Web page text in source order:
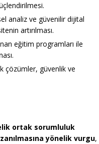
analiz ve güvenilir dijital
artırılması.
eğitim programları ile
çözümler, güvenlik ve
ortak sorumluluk
yönelik vurgu,